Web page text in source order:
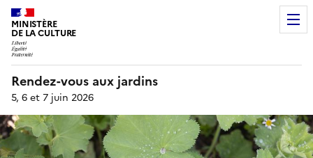
MINISTÈRE
DE LA CULTURE
Rendez-vous aux jardins
5, 6 et 7 juin 2026